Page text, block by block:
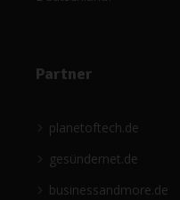
Partner
planetoftech.de
gesündernet.de
businessandmore.de